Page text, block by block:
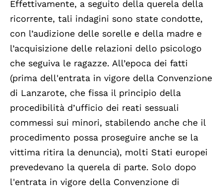
Effettivamente, a seguito della querela della
ricorrente, tali indagini sono state condotte,
con l’audizione delle sorelle e della madre e
l’acquisizione delle relazioni dello psicologo
che seguiva le ragazze. All’epoca dei fatti
(prima dell'entrata in vigore della Convenzione
di Lanzarote, che fissa il principio della
procedibilità d’ufficio dei reati sessuali
commessi sui minori, stabilendo anche che il
procedimento possa proseguire anche se la
vittima ritira la denuncia), molti Stati europei
prevedevano la querela di parte. Solo dopo
l'entrata in vigore della Convenzione di